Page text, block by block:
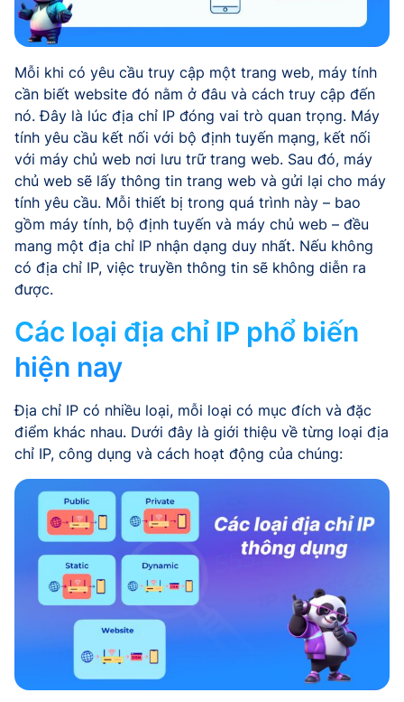
Mỗi khi có yêu cầu truy cập một trang web, máy tính
cần biết website đó nằm ở đâu và cách truy cập đến
nó. Đây là lúc địa chỉ IP đóng vai trò quan trọng. Máy
tính yêu cầu kết nối với bộ định tuyến mạng, kết nối
với máy chủ web nơi lưu trữ trang web. Sau đó, máy
chủ web sẽ lấy thông tin trang web và gửi lại cho máy
tính yêu cầu. Mỗi thiết bị trong quá trình này – bao
gồm máy tính, bộ định tuyến và máy chủ web – đều
mang một địa chỉ IP nhận dạng duy nhất. Nếu không
có địa chỉ IP, việc truyền thông tin sẽ không diễn ra
được.
Các loại địa chỉ IP phổ biến
hiện nay
Địa chỉ IP có nhiều loại, mỗi loại có mục đích và đặc
điểm khác nhau. Dưới đây là giới thiệu về từng loại địa
chỉ IP, công dụng và cách hoạt động của chúng: